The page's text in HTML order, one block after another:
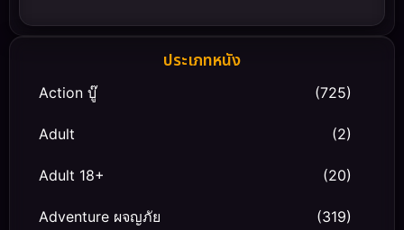
ประเภทหนัง
Action บู๊ (725)
Adult (2)
Adult 18+ (20)
Adventure ผจญภัย (319)